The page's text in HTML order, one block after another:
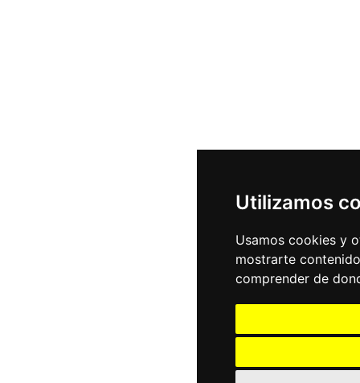
Utilizamos
Usamos cookies y
mostrarte
comprender de